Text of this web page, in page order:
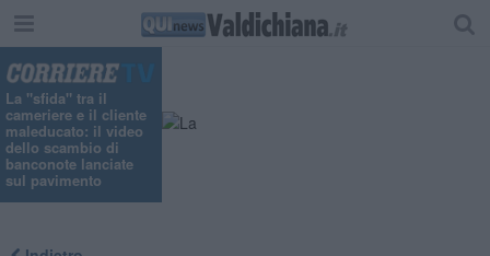
La "sfida" tra il
cameriere e il cliente
maleducato: il video
dello scambio di
banconote lanciate
sul pavimento